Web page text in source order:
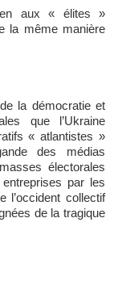
aux « élites »
la même manière
la démocratie et
que l’Ukraine
« atlantistes »
des médias
électorales
par les
l’occident collectif
de la tragique